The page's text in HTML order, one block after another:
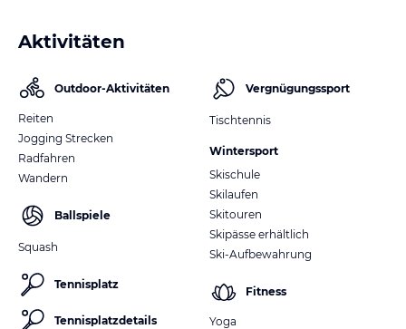
Aktivitäten
Outdoor-Aktivitäten
Reiten
Jogging Strecken
Radfahren
Wandern
Ballspiele
Squash
Tennisplatz
Tennisplatzdetails
Vergnügungssport
Tischtennis
Wintersport
Skischule
Skilaufen
Skitouren
Skipässe erhältlich
Ski-Aufbewahrung
Fitness
Yoga